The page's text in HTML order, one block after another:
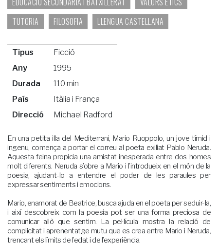
TUTORIA
FILOSOFIA LLENGUA CASTELLANA
Tipus
Ficció
Any
1995
Durada
110 min
País
Itàlia i França
Direcció
Michael Radford
En una petita illa del Mediterrani, Mario Ruoppolo, un jove tímid i
ingenu, comença a portar el correu al poeta exiliat Pablo Neruda.
Aquesta feina propicia una amistat inesperada entre dos homes
molt diferents. Neruda s’obre a Mario i l’introdueix en el món de la
poesia, ajudant-lo a entendre el poder de les paraules per
expressar sentiments i emocions.
Mario, enamorat de Beatrice, busca ajuda en el poeta per seduir-la,
i així descobreix com la poesia pot ser una forma preciosa de
comunicar allò que sentim. La pel·lícula mostra la relació de
complicitat i aprenentatge mutu que es crea entre Mario i Neruda,
trencant els límits de l’edat i de l’experiència.